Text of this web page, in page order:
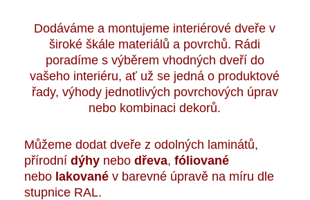
Dodáváme a montujeme interiérové dveře v
široké škále materiálů a povrchů. Rádi
poradíme s výběrem vhodných dveří do
vašeho interiéru, ať už se jedná o produktové
řady, výhody jednotlivých povrchových úprav
nebo kombinaci dekorů.
Můžeme dodat dveře z odolných laminátů,
přírodní dýhy nebo dřeva, fóliované
nebo lakované v barevné úpravě na míru dle
stupnice RAL.